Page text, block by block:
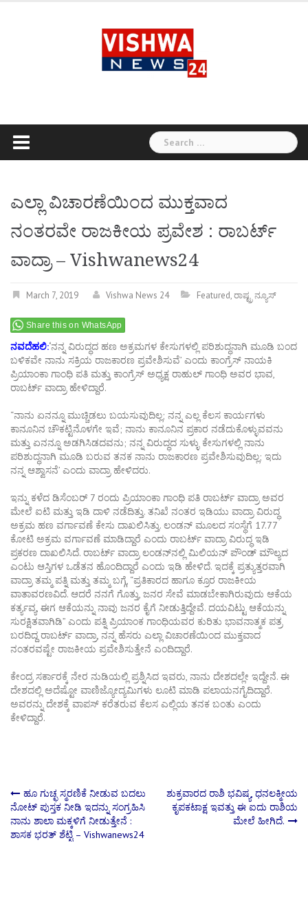
Search
for:
ಎಲ್ಲಾ ವಿಚಾರಣೆಯಿಂದ ಮುಕ್ತವಾದ
ನಂತರವೇ ರಾಜಕೀಯ ಪ್ರವೇಶ : ರಾಬರ್ಟ್‌
ವಾದ್ರಾ – Vishwanews24
March 7, 2019 Vishwa News 24 Featured,ರಾಷ್ಟ್ರ ನ್ಯೂಸ್
Share this on WhatsApp
ನವದೆಹಲಿ:‘ನನ್ನ ವಿರುದ್ಧದ ಹಣ ಅಕ್ರಮಗಳ ಕೇಸುಗಳಲ್ಲಿ ಪರಿಶುದ್ಧನಾಗಿ ಮೂಡಿ ಬಂದ
ಬಳಿಕವೇ ನಾನು ಸಕ್ರಿಯ ರಾಜಕಾರಣ ಪ್ರವೇಶಿಸುವೆ’ ಎಂದು ಕಾಂಗ್ರೆಸ್‌ ನಾಯಕಿ
ಪ್ರಿಯಾಂಕಾ ಗಾಂಧಿ ಪತಿ ಮತ್ತು ಕಾಂಗ್ರೆಸ್‌ ಅಧ್ಯಕ್ಷ ರಾಹುಲ್‌ ಗಾಂಧಿ ಅವರ ಭಾವ,
ರಾಬರ್ಟ್‌ ವಾದ್ರಾ ಹೇಳಿದ್ದಾರೆ.
“ನಾನು ಏನನ್ನೂ ಮುಚ್ಚಿಡಲು ಬಯಸುವುದಿಲ್ಲ; ನನ್ನ ಎಲ್ಲ ಕೆಲಸ ಕಾರ್ಯಗಳು
ಕಾನೂನಿನ ಚೌಕಟ್ಟಿನೊಳಗೇ ಇವೆ; ನಾನು ಕಾನೂನಿನ ಪ್ರಕಾರ ನಡೆದುಕೊಳ್ಳುವವನು
ಮತ್ತು ಏನನ್ನೂ ಅಡಗಿಸಿಡದವನು; ನನ್ನ ವಿರುದ್ಧದ ಸುಳ್ಳು ಕೇಸುಗಳಲ್ಲಿ ನಾನು
ಪರಿಶುದ್ಧನಾಗಿ ಮೂಡಿ ಬರುವ ತನಕ ನಾನು ರಾಜಕಾರಣ ಪ್ರವೇಶಿಸುವುದಿಲ್ಲ; ಇದು
ನನ್ನ ಆಶ್ವಾಸನೆ’ ಎಂದು ವಾದ್ರಾ ಹೇಳಿದರು.
ಇನ್ನು ಕಳೆದ ಡಿಸೆಂಬರ್ 7 ರಂದು ಪ್ರಿಯಾಂಕಾ ಗಾಂಧಿ ಪತಿ ರಾಬರ್ಟ್‌ ವಾದ್ರಾ ಅವರ
ಮೇಲೆ ಐಟಿ ಮತ್ತು ಇಡಿ ದಾಳಿ ನಡೆದಿತ್ತು. ತನಿಖೆ ನಂತರ ಇಡಿಯು ವಾದ್ರಾ ವಿರುದ್ಧ
ಅಕ್ರಮ ಹಣ ವರ್ಗಾವಣೆ ಕೇಸು ದಾಖಲಿಸಿತ್ತು. ಲಂಡನ್‌ ಮೂಲದ ಸಂಸ್ಥೆಗೆ 17.77
ಕೋಟಿ ಅಕ್ರಮ ವರ್ಗಾವಣೆ ಮಾಡಿದ್ದಾರೆ ಎಂದು ರಾಬರ್ಟ್‌ ವಾದ್ರಾ ವಿರುದ್ಧ ಇಡಿ
ಪ್ರಕರಣ ದಾಖಲಿಸಿದೆ. ರಾಬರ್ಟ್‌ ವಾದ್ರಾ ಲಂಡನ್‌ನಲ್ಲಿ ಮಿಲಿಯನ್ ಪೌಂಡ್ ಮೌಲ್ಯದ
ಎಂಟು ಆಸ್ತಿಗಳ ಒಡೆತನ ಹೊಂದಿದ್ದಾರೆ ಎಂದು ಇಡಿ ಹೇಳಿದೆ. ಇದಕ್ಕೆ ಪ್ರತ್ಯುತ್ತರವಾಗಿ
ವಾದ್ರಾ ತಮ್ಮ ಪತ್ನಿ ಮತ್ತು ತಮ್ಮ ಬಗ್ಗೆ, “ಪ್ರತಿಕಾರದ ಹಾಗೂ ಕ್ರೂರ ರಾಜಕೀಯ
ವಾತಾವರಣವಿದೆ. ಆದರೆ ನನಗೆ ಗೊತ್ತು, ಜನರ ಸೇವೆ ಮಾಡಬೇಕಾಗಿರುವುದು ಆಕೆಯ
ಕರ್ತ್ಯವ್ಯ, ಈಗ ಆಕೆಯನ್ನು ನಾವು ಜನರ ಕೈಗೆ ನೀಡುತ್ತಿದ್ದೇವೆ. ದಯವಿಟ್ಟು ಆಕೆಯನ್ನು
ಸುರಕ್ಷಿತವಾಗಿಡಿ” ಎಂದು ಪತ್ನಿ ಪ್ರಿಯಾಂಕ ಗಾಂಧಿಯವರ ಕುರಿತು ಭಾವನಾತ್ಮಕ ಪತ್ರ
ಬರದಿದ್ದ ರಾಬರ್ಟ್ ವಾದ್ರಾ, ನನ್ನ ಹೆಸರು ಎಲ್ಲಾ ವಿಚಾರಣೆಯಿಂದ ಮುಕ್ತವಾದ
ನಂತರವಷ್ಟೇ ರಾಜಕೀಯ ಪ್ರವೇಶಿಸುತ್ತೇನೆ ಎಂದಿದ್ದಾರೆ.
ಕೇಂದ್ರ ಸರ್ಕಾರಕ್ಕೆ ನೇರ ನುಡಿಯಲ್ಲಿ ಪ್ರಶ್ನಿಸಿದ ಇವರು, ನಾನು ದೇಶದಲ್ಲೇ ಇದ್ದೇನೆ. ಈ
ದೇಶದಲ್ಲಿ ಅದೆಷ್ಟೋ ವಾಣಿಜ್ಯೋದ್ಯಮಿಗಳು ಲೂಟಿ ಮಾಡಿ ಪಲಾಯನಗೈದಿದ್ದಾರೆ.
ಅವರನ್ನು ದೇಶಕ್ಕೆ ವಾಪಸ್ ಕರೆತರುವ ಕೆಲಸ ಎಲ್ಲಿಯ ತನಕ ಬಂತು ಎಂದು
ಕೇಳಿದ್ದಾರೆ.
Post
navigation
ಹೂ ಗುಚ್ಛ ಸ್ಮರಣಿಕೆ ನೀಡುವ ಬದಲು
ನೋಟ್ ಪುಸ್ತಕ ನೀಡಿ ಇದನ್ನು ಸಂಗ್ರಹಿಸಿ
ನಾನು ಶಾಲಾ ಮಕ್ಕಳಿಗೆ ನೀಡುತ್ತೇನೆ :
ಶಾಸಕ ಭರತ್ ಶೆಟ್ಟಿ – Vishwanews24
ಶುಕ್ರವಾರದ ರಾಶಿ ಭವಿಷ್ಯ, ಧನಲಕ್ಮೀಯ
ಕೃಪಕಟಾಕ್ಷ ಇವತ್ತು ಈ ಐದು ರಾಶಿಯ
ಮೇಲೆ ಹೀಗಿದೆ.